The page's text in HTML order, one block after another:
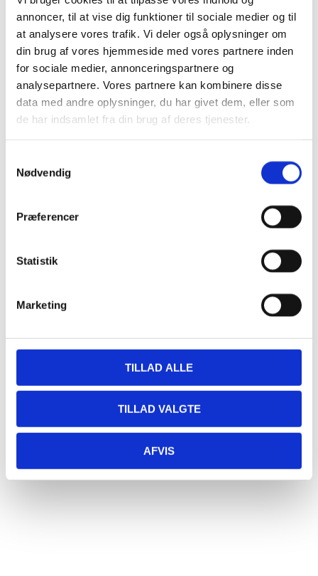
annoncer, til at vise dig funktioner til sociale medier og til
at analysere vores trafik. Vi deler også oplysninger om
din brug af vores hjemmeside med vores partnere inden
for sociale medier, annonceringspartnere og
analysepartnere. Vores partnere kan kombinere disse
data med andre oplysninger, du har givet dem, eller som
de har indsamlet fra din brug af deres tjenester.
Nødvendig
Præferencer
Statistik
Marketing
TILLAD ALLE
TILLAD VALGTE
AFVIS
Google kalender
12:00 - 16:00
Sted
Hestehovedet 5